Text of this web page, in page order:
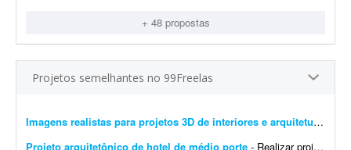
+ 48 propostas
Projetos semelhantes no 99Freelas
Imagens realistas para projetos 3D de interiores e arquitetura
Projeto arquitetônico de hotel de médio porte - Realizar projeto arquitetônico para hotel de médio porte e entregar os desenhos técnicos realizados em softwares de modelagem CAD/BIM. Você deverá entregar: * Rel...